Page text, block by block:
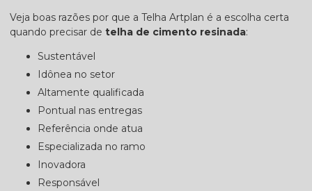
Veja boas razões por que a Telha Artplan é a escolha certa
quando precisar de telha de cimento resinada:
sustentável
idônea no setor
altamente qualificada
pontual nas entregas
referência onde atua
especializada no ramo
inovadora
responsável